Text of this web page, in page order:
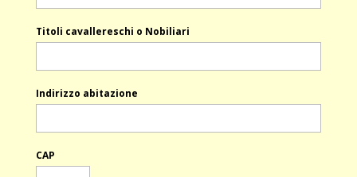
Titoli cavallereschi o Nobiliari
Indirizzo abitazione
CAP